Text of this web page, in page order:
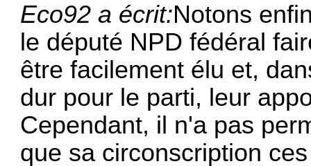
Eco92 a écrit:Notons
le député NPD fédéral
être facilement élu et,
dur pour le parti, leur
Cependant, il n'a pas
que sa circonscription